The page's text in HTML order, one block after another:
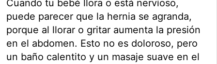
Cuando tu bebé llora o está nervioso,
puede parecer que la hernia se agranda,
porque al llorar o gritar aumenta la presión
en el abdomen. Esto no es doloroso, pero
un baño calentito y un masaje suave en el